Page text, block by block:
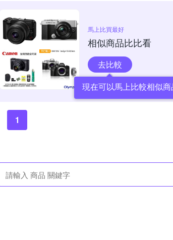
馬上比買最好
相似商品比比看
去比較
現在可以馬上比較相似商
1